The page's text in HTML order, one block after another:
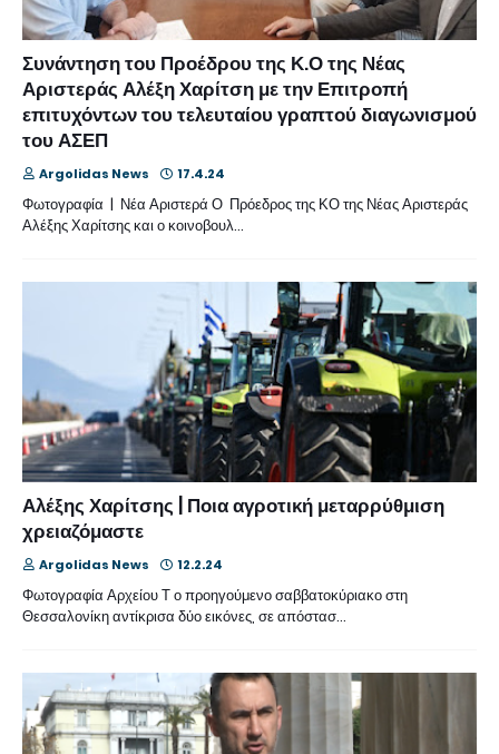
Συνάντηση του Προέδρου της Κ.Ο της Νέας
Αριστεράς Αλέξη Χαρίτση με την Επιτροπή
επιτυχόντων του τελευταίου γραπτού διαγωνισμού
του ΑΣΕΠ
Argolidas News 17.4.24
Φωτογραφία | Νέα Αριστερά Ο Πρόεδρος της ΚΟ της Νέας Αριστεράς
Αλέξης Χαρίτσης και ο κοινοβουλ…
Αλέξης Χαρίτσης | Ποια αγροτική μεταρρύθμιση
χρειαζόμαστε
Argolidas News 12.2.24
Φωτογραφία Αρχείου Τ ο προηγούμενο σαββατοκύριακο στη
Θεσσαλονίκη αντίκρισα δύο εικόνες, σε απόστασ…